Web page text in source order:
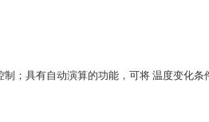
；具有自动演算的功能，可将 温度变化条